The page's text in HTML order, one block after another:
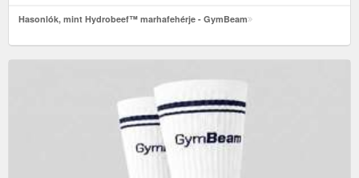
Hasonlók, mint Hydrobeef™ marhafehérje - GymBeam